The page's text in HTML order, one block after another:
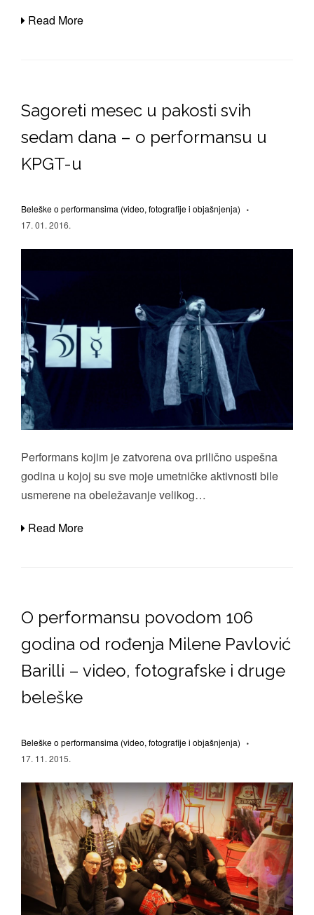
Read More
Sagoreti mesec u pakosti svih
sedam dana – o performansu u
KPGT-u
Beleške o performansima (video, fotografije i objašnjenja)
17. 01. 2016.
Performans kojim je zatvorena ova prilično uspešna
godina u kojoj su sve moje umetničke aktivnosti bile
usmerene na obeležavanje velikog…
Read More
O performansu povodom 106
godina od rođenja Milene Pavlović
Barilli – video, fotografske i druge
beleške
Beleške o performansima (video, fotografije i objašnjenja)
17. 11. 2015.